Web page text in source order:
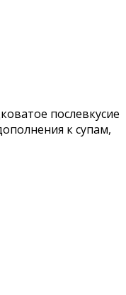
послевкусие
к супам,